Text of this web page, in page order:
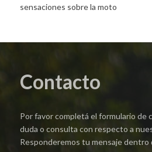
sensaciones sobre la moto
Contacto
Por favor completá el formulario de
duda o consulta con respecto a
Responderemos tu mensaje dentro